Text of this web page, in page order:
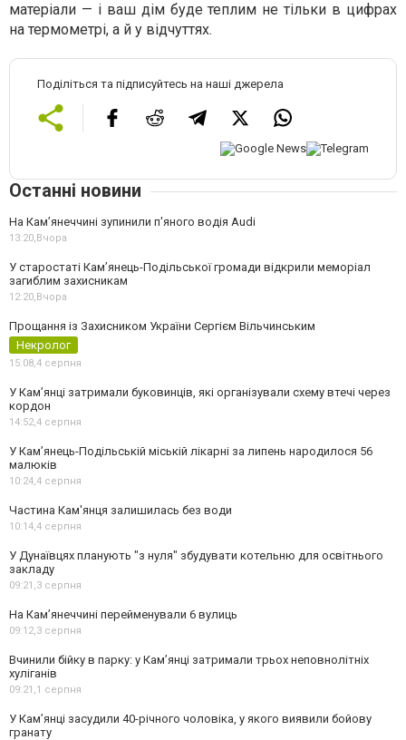
матеріали — і ваш дім буде теплим не тільки в цифрах
на термометрі, а й у відчуттях.
Поділіться та підписуйтесь на наші джерела
Останні новини
На Камʼянеччині зупинили п'яного водія Audi
13:20,Вчора
У старостаті Кам’янець-Подільської громади відкрили меморіал
загиблим захисникам
12:20,Вчора
Прощання із Захисником України Сергієм Вільчинським
Некролог
15:08,4 серпня
У Кам’янці затримали буковинців, які організували схему втечі через
кордон
14:52,4 серпня
У Кам’янець-Подільській міській лікарні за липень народилося 56
малюків
10:24,4 серпня
Частина Кам'янця залишилась без води
10:14,4 серпня
У Дунаївцях планують "з нуля" збудувати котельню для освітнього
закладу
09:21,3 серпня
На Камʼянеччині перейменували 6 вулиць
09:12,3 серпня
Вчинили бійку в парку: у Кам’янці затримали трьох неповнолітніх
хуліганів
09:21,1 серпня
У Камʼянці засудили 40-річного чоловіка, у якого виявили бойову
гранату